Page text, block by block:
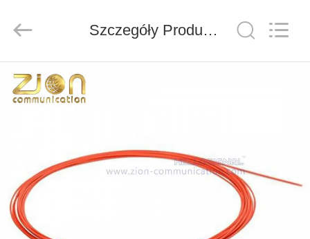
DOM
NAS
WYCIECZKA
LTD.
Szczegóły Produktu